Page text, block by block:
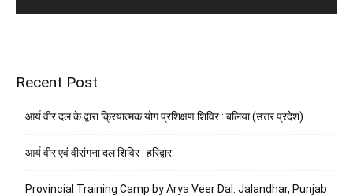
Recent Post
आर्य वीर दल के द्वारा क्रियात्मक योग प्रशिक्षण शिविर : बलिया (उत्तर प्रदेश)
आर्य वीर एवं वीरांगना दल शिविर : हरिद्वार
Provincial Training Camp by Arya Veer Dal: Jalandhar, Punjab